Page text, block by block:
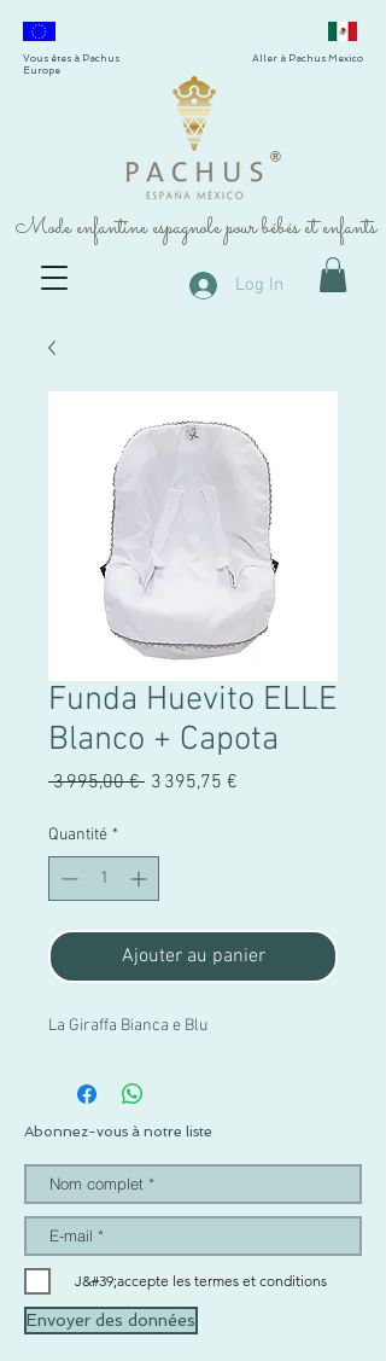
®
Mode enfantine espagnole pour bébés et enfants
Vous êtes à Pachus
Europe
Aller à Pachus Mexico
Log In
Funda Huevito ELLE
Blanco + Capota
3 995,00 € Prix
3 395,75 €
Quantité *
Ajouter au panier
La Giraffa Bianca e Blu
Abonnez-vous à notre liste
J&#39;accepte les termes et conditions
Envoyer des données